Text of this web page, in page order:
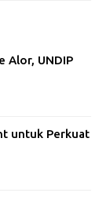
Alor, UNDIP
untuk Perkuat